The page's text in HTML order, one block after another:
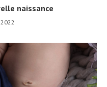
naissance